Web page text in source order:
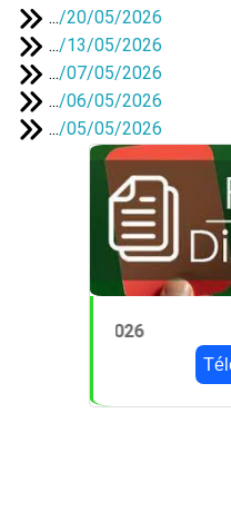
.../20/05/2026
.../13/05/2026
/07/05/2026
/06/05/2026
/05/05/2026